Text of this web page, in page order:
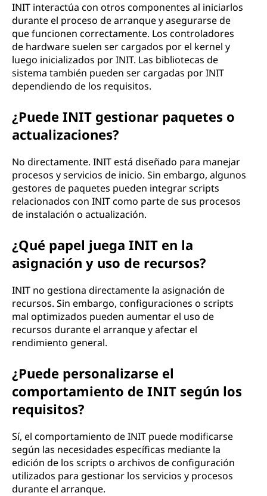
INIT interactúa con otros componentes al iniciarlos
durante el proceso de arranque y asegurarse de
que funcionen correctamente. Los controladores
de hardware suelen ser cargados por el kernel y
luego inicializados por INIT. Las bibliotecas de
sistema también pueden ser cargadas por INIT
dependiendo de los requisitos.
¿Puede INIT gestionar paquetes o
actualizaciones?
No directamente. INIT está diseñado para manejar
procesos y servicios de inicio. Sin embargo, algunos
gestores de paquetes pueden integrar scripts
relacionados con INIT como parte de sus procesos
de instalación o actualización.
¿Qué papel juega INIT en la
asignación y uso de recursos?
INIT no gestiona directamente la asignación de
recursos. Sin embargo, configuraciones o scripts
mal optimizados pueden aumentar el uso de
recursos durante el arranque y afectar el
rendimiento general.
¿Puede personalizarse el
comportamiento de INIT según los
requisitos?
Sí, el comportamiento de INIT puede modificarse
según las necesidades específicas mediante la
edición de los scripts o archivos de configuración
utilizados para gestionar los servicios y procesos
durante el arranque.